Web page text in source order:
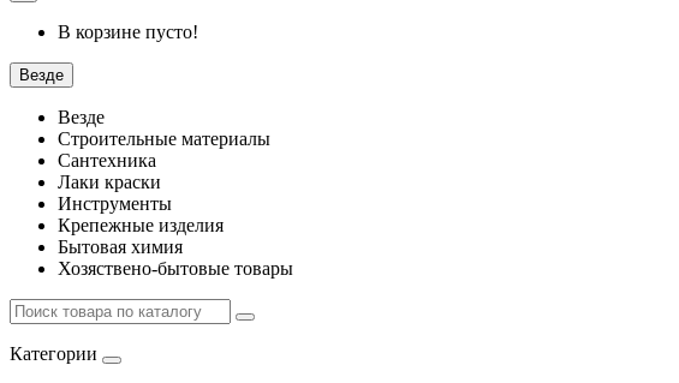
В корзине пусто!
Везде
Везде
Строительные материалы
Сантехника
Лаки краски
Инструменты
Крепежные изделия
Бытовая химия
Хозяствено-бытовые товары
Категории